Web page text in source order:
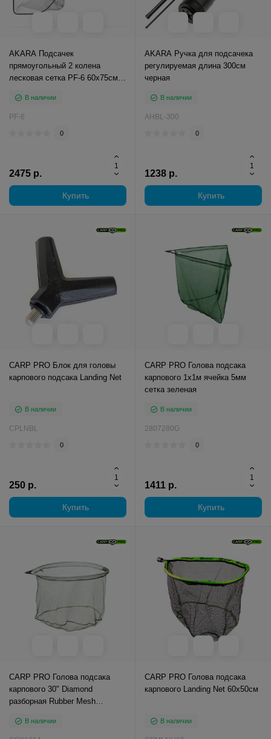
AKARA Подсачек
прямоугольный 2 колена
лесковая сетка PF-6 60х75см
В наличии
PF-6
0
2475 р.
Купить
AKARA Ручка для подсачека
регулируемая длина 300см
черная
В наличии
AHBL-300
0
1238 р.
Купить
CARP PRO Блок для головы
карпового подсака Landing Net
В наличии
CPLNBL
0
250 р.
Купить
CARP PRO Голова подсакa
карпового 1x1м ячейка 5мм
сетка зеленая
В наличии
2807280G
0
1411 р.
Купить
CARP PRO Голова подсакa
карпового 30" Diamond
разборная Rubber Mesh
В наличии
CARP PRO Голова подсакa
карпового Landing Net 60х50см
В наличии